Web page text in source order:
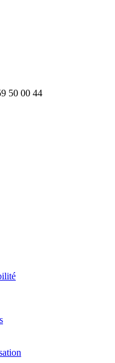
50 00 44